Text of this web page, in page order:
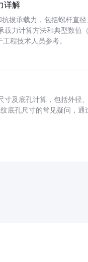
详解
拔承载力，包括螺杆直
载力计算方法和典型数值
程技术人员参考。
寸及底孔计算，包括外径
纹底孔尺寸的常见疑问，